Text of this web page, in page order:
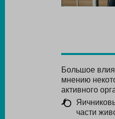
Большое
мнению
активного
части